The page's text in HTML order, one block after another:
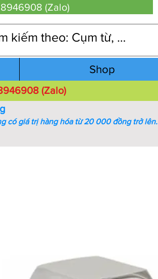
(Zalo)
Shop
(Zalo)
có giá trị hàng hóa từ 20 000 đồng trở lên.